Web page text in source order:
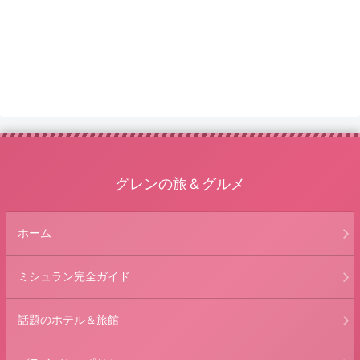
グレンの旅＆グルメ
ホーム
ミシュラン完全ガイド
話題のホテル＆旅館